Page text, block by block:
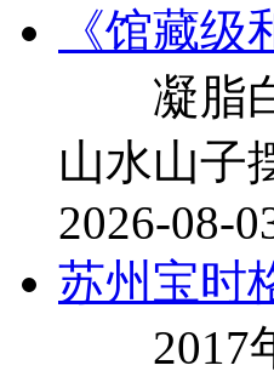
《馆藏
凝脂白
山水山
2026-08-
苏州宝时
2017年